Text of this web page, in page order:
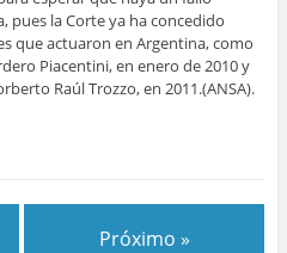
pues la Corte ya ha concedido
que actuaron en Argentina, como
Piacentini, en enero de 2010 y
Raúl Trozzo, en 2011.(ANSA).
Próximo »